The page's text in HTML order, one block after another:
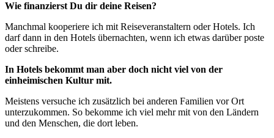
Wie finanzierst Du dir deine Reisen?
Manchmal kooperiere ich mit Reiseveranstaltern oder Hotels. Ich
darf dann in den Hotels übernachten, wenn ich etwas darüber poste
oder schreibe.
In Hotels bekommt man aber doch nicht viel von der
einheimischen Kultur mit.
Meistens versuche ich zusätzlich bei anderen Familien vor Ort
unterzukommen. So bekomme ich viel mehr mit von den Ländern
und den Menschen, die dort leben.